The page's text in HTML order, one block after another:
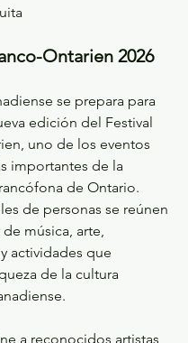
Ontarien 2026
se prepara para
edición del Festival
uno de los eventos
importantes de la
de Ontario.
de personas se reúnen
música, arte,
actividades que
de la cultura
a reconocidos artistas